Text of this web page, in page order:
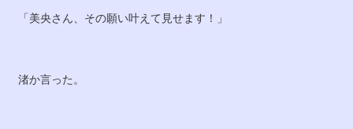
「美央さん、その願い叶えて見せます！」
渚か言った。